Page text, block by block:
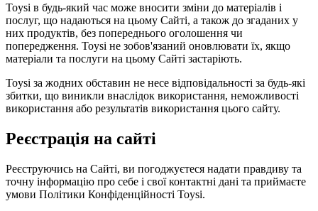
Toysi в будь-який час може вносити зміни до матеріалів і
послуг, що надаються на цьому Сайті, а також до згаданих у
них продуктів, без попереднього оголошення чи
попередження. Toysi не зобов'язаний оновлювати їх, якщо
матеріали та послуги на цьому Сайті застаріють.
Toysi за жодних обставин не несе відповідальності за будь-які
збитки, що виникли внаслідок використання, неможливості
використання або результатів використання цього сайту.
Реєстрація на сайті
Реєструючись на Сайті, ви погоджуєтеся надати правдиву та
точну інформацію про себе і свої контактні дані та приймаєте
умови Політики Конфіденційності Toysi.